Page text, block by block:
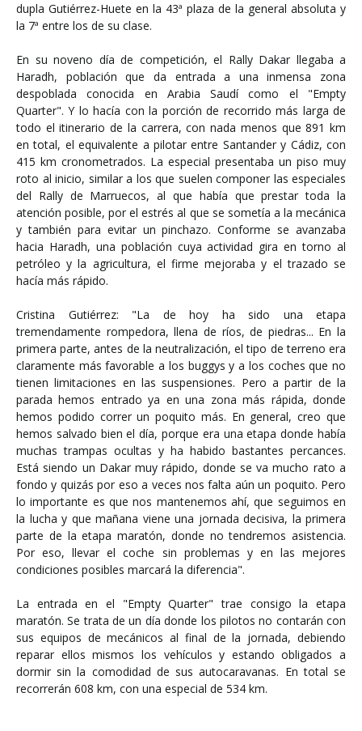
dupla Gutiérrez-Huete en la 43ª plaza de la general absoluta y
la 7ª entre los de su clase.
En su noveno día de competición, el Rally Dakar llegaba a
Haradh, población que da entrada a una inmensa zona
despoblada conocida en Arabia Saudí como el "Empty
Quarter". Y lo hacía con la porción de recorrido más larga de
todo el itinerario de la carrera, con nada menos que 891 km
en total, el equivalente a pilotar entre Santander y Cádiz, con
415 km cronometrados. La especial presentaba un piso muy
roto al inicio, similar a los que suelen componer las especiales
del Rally de Marruecos, al que había que prestar toda la
atención posible, por el estrés al que se sometía a la mecánica
y también para evitar un pinchazo. Conforme se avanzaba
hacia Haradh, una población cuya actividad gira en torno al
petróleo y la agricultura, el firme mejoraba y el trazado se
hacía más rápido.
Cristina Gutiérrez: "La de hoy ha sido una etapa
tremendamente rompedora, llena de ríos, de piedras... En la
primera parte, antes de la neutralización, el tipo de terreno era
claramente más favorable a los buggys y a los coches que no
tienen limitaciones en las suspensiones. Pero a partir de la
parada hemos entrado ya en una zona más rápida, donde
hemos podido correr un poquito más. En general, creo que
hemos salvado bien el día, porque era una etapa donde había
muchas trampas ocultas y ha habido bastantes percances.
Está siendo un Dakar muy rápido, donde se va mucho rato a
fondo y quizás por eso a veces nos falta aún un poquito. Pero
lo importante es que nos mantenemos ahí, que seguimos en
la lucha y que mañana viene una jornada decisiva, la primera
parte de la etapa maratón, donde no tendremos asistencia.
Por eso, llevar el coche sin problemas y en las mejores
condiciones posibles marcará la diferencia".
La entrada en el "Empty Quarter" trae consigo la etapa
maratón. Se trata de un día donde los pilotos no contarán con
sus equipos de mecánicos al final de la jornada, debiendo
reparar ellos mismos los vehículos y estando obligados a
dormir sin la comodidad de sus autocaravanas. En total se
recorrerán 608 km, con una especial de 534 km.